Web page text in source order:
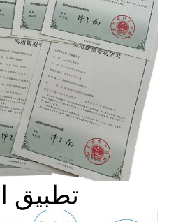
تطبيق